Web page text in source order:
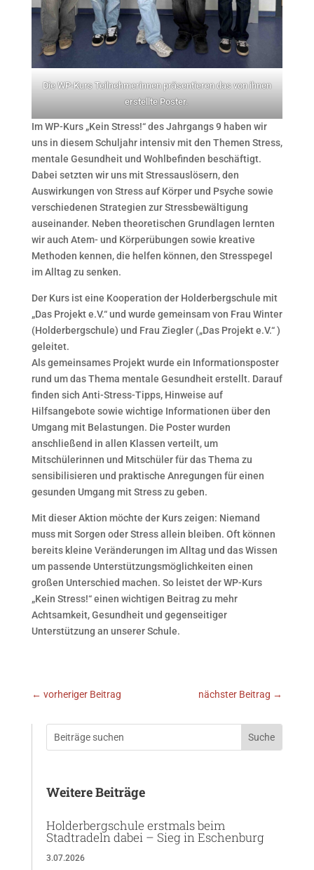
Die WP-Kurs Teilnehmerinnen präsentieren das von ihnen
erstellte Poster.
Im WP-Kurs „Kein Stress!“ des Jahrgangs 9 haben wir
uns in diesem Schuljahr intensiv mit den Themen Stress,
mentale Gesundheit und Wohlbefinden beschäftigt.
Dabei setzten wir uns mit Stressauslösern, den
Auswirkungen von Stress auf Körper und Psyche sowie
verschiedenen Strategien zur Stressbewältigung
auseinander. Neben theoretischen Grundlagen lernten
wir auch Atem- und Körperübungen sowie kreative
Methoden kennen, die helfen können, den Stresspegel
im Alltag zu senken.
Der Kurs ist eine Kooperation der Holderbergschule mit
„Das Projekt e.V.“ und wurde gemeinsam von Frau Winter
(Holderbergschule) und Frau Ziegler („Das Projekt e.V.“ )
geleitet.
Als gemeinsames Projekt wurde ein Informationsposter
rund um das Thema mentale Gesundheit erstellt. Darauf
finden sich Anti-Stress-Tipps, Hinweise auf
Hilfsangebote sowie wichtige Informationen über den
Umgang mit Belastungen. Die Poster wurden
anschließend in allen Klassen verteilt, um
Mitschülerinnen und Mitschüler für das Thema zu
sensibilisieren und praktische Anregungen für einen
gesunden Umgang mit Stress zu geben.
Mit dieser Aktion möchte der Kurs zeigen: Niemand
muss mit Sorgen oder Stress allein bleiben. Oft können
bereits kleine Veränderungen im Alltag und das Wissen
um passende Unterstützungsmöglichkeiten einen
großen Unterschied machen. So leistet der WP-Kurs
„Kein Stress!“ einen wichtigen Beitrag zu mehr
Achtsamkeit, Gesundheit und gegenseitiger
Unterstützung an unserer Schule.
← vorheriger Beitrag nächster Beitrag →
Weitere Beiträge
Holderbergschule erstmals beim
Stadtradeln dabei – Sieg in Eschenburg
3.07.2026